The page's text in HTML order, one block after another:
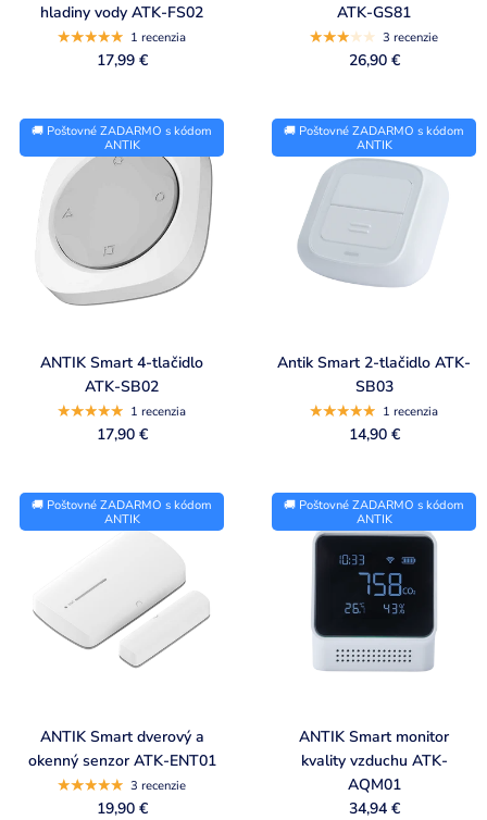
hladiny vody ATK-FS02
1 recenzia
17,99 €
ATK-GS81
3 recenzie
26,90 €
🚚 Poštovné ZADARMO s kódom
ANTIK
ANTIK Smart 4-tlačidlo
ATK-SB02
1 recenzia
17,90 €
🚚 Poštovné ZADARMO s kódom
ANTIK
Antik Smart 2-tlačidlo ATK-
SB03
1 recenzia
14,90 €
🚚 Poštovné ZADARMO s kódom
ANTIK
ANTIK Smart dverový a
okenný senzor ATK-ENT01
3 recenzie
19,90 €
🚚 Poštovné ZADARMO s kódom
ANTIK
ANTIK Smart monitor
kvality vzduchu ATK-
AQM01
34,94 €